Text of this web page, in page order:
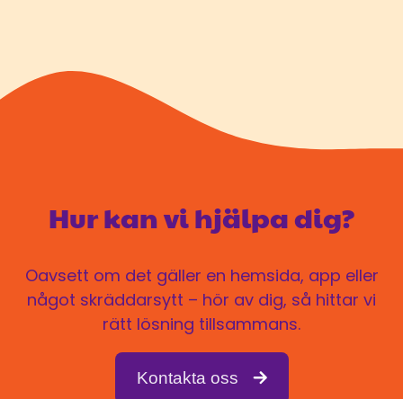
Hur kan vi hjälpa dig?
Oavsett om det gäller en hemsida, app eller
något skräddarsytt – hör av dig, så hittar vi
rätt lösning tillsammans.
Kontakta oss